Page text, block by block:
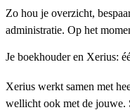
Zo hou je overzicht,
administratie. Op het
Je boekhouder en Xerius:
Xerius werkt samen met
wellicht ook met de